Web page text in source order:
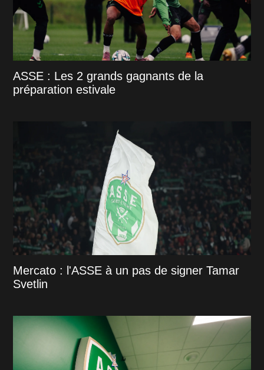
ASSE : Les 2 grands gagnants de la
préparation estivale
Mercato : l'ASSE à un pas de signer Tamar
Svetlin